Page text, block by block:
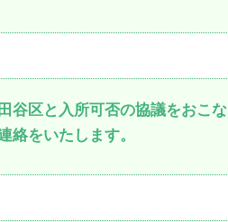
谷区と入所可否の協議をおこな
絡をいたします。